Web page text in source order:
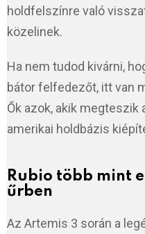
holdfelszínre való
közelinek.
Ha nem tudod kivárni,
bátor felfedezőt, itt van
Ők azok, akik megteszik
amerikai holdbázis
Rubio több mint
űrben
Az Artemis 3 során a